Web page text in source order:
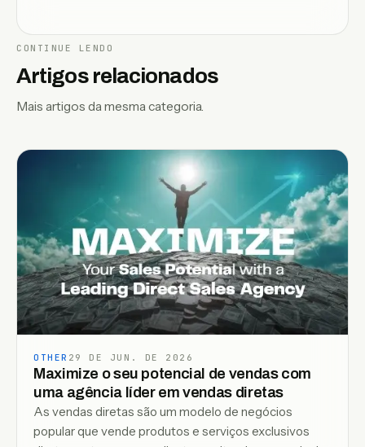
CONTINUE LENDO
Artigos relacionados
Mais artigos da mesma categoria.
OTHER 29 DE JUN. DE 2026
Maximize o seu potencial de vendas com
uma agência líder em vendas diretas
As vendas diretas são um modelo de negócios
popular que vende produtos e serviços exclusivos